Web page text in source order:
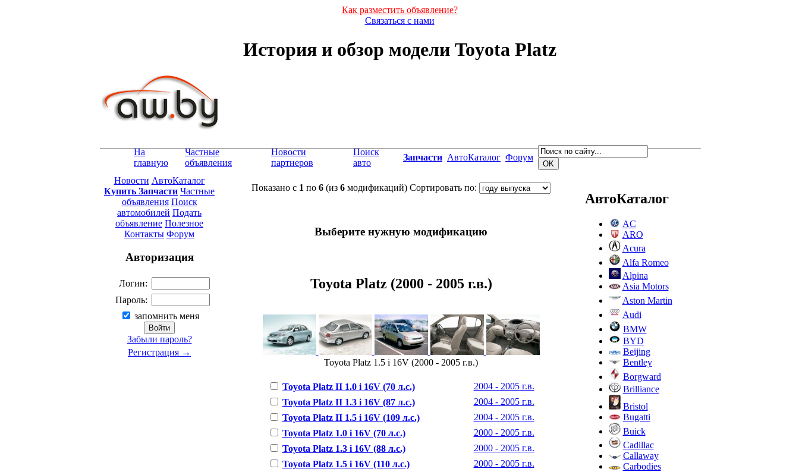
Как разместить объявление?
Связаться с нами
История и обзор модели Toyota Platz
На
главную
Частные
объявления
Новости
партнеров
Поиск
авто
Запчасти АвтоКаталог Форум
Новости АвтоКаталог
Купить Запчасти Частные
объявления Поиск
автомобилей Подать
объявление Полезное
Контакты Форум
Авторизация
Логин:
Пароль:
запомнить меня
Забыли пароль?
Регистрация →
Показано с 1 по 6 (из 6 модификаций) Сортировать по:
Выберите нужную модификацию
Toyota Platz (2000 - 2005 г.в.)
Toyota Platz 1.5 i 16V (2000 - 2005 г.в.)
Toyota Platz II 1.0 i 16V (70 л.с.)
2004 - 2005 г.в.
Toyota Platz II 1.3 i 16V (87 л.с.)
2004 - 2005 г.в.
Toyota Platz II 1.5 i 16V (109 л.с.)
2004 - 2005 г.в.
Toyota Platz 1.0 i 16V (70 л.с.)
2000 - 2005 г.в.
Toyota Platz 1.3 i 16V (88 л.с.)
2000 - 2005 г.в.
Toyota Platz 1.5 i 16V (110 л.с.)
2000 - 2005 г.в.
АвтоКаталог
AC
ARO
Acura
Alfa Romeo
Alpina
Asia Motors
Aston Martin
Audi
BMW
BYD
Beijing
Bentley
Borgward
Brilliance
Bristol
Bugatti
Buick
Cadillac
Callaway
Carbodies